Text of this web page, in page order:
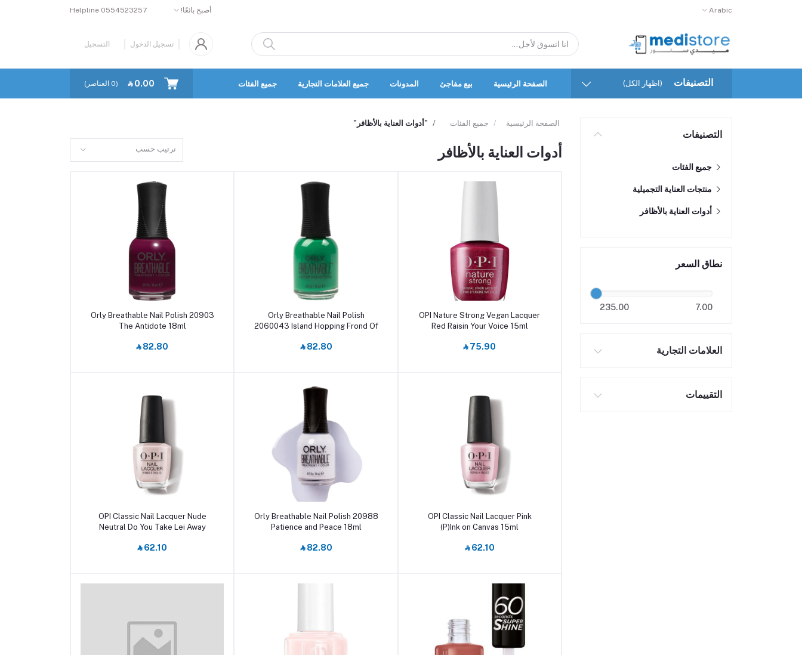
Arabic أصبح بائعًا! Helpline 0554523257
تسجيل الدخول التسجيل
التصنيفات (اظهار الكل) الصفحة الرئيسية بيع مفاجئ المدونات جميع العلامات التجارية جميع الفئات ‎⃁ 0.00
(
0 العناصر)
التصنيفات
جميع الفئات
منتجات العناية التجميلية
أدوات العناية بالأظافر
نطاق السعر
7.00
235.00
العلامات التجارية
التقييمات
الصفحة الرئيسية جميع الفئات "أدوات العناية بالأظافر"
أدوات العناية بالأظافر ترتيب حسب
أضف إلى السلة
OPI Nature Strong Vegan Lacquer
Red Raisin Your Voice 15ml
‎⃁ 75.90
أضف إلى السلة
Orly Breathable Nail Polish
2060043 Island Hopping Frond Of
‎⃁ 82.80
أضف إلى السلة
Orly Breathable Nail Polish 20903
The Antidote 18ml
‎⃁ 82.80
أضف إلى السلة
OPI Classic Nail Lacquer Pink
(P)Ink on Canvas 15ml
‎⃁ 62.10
أضف إلى السلة
Orly Breathable Nail Polish 20988
Patience and Peace 18ml
‎⃁ 82.80
أضف إلى السلة
OPI Classic Nail Lacquer Nude
Neutral Do You Take Lei Away
‎⃁ 62.10